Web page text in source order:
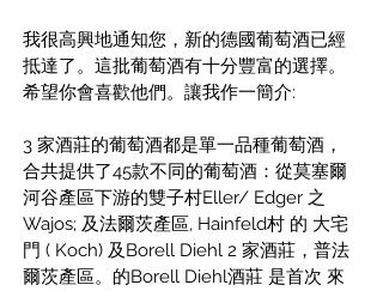
我很高興地通知您，新的德國葡萄酒已經
抵達了。這批葡萄酒有十分豐富的選擇。
希望你會喜歡他們。讓我作一簡介:
3 家酒莊的葡萄酒都是單一品種葡萄酒，
合共提供了45款不同的葡萄酒：從莫塞爾
河谷產區下游的雙子村Eller/ Edger 之
Wajos; 及法爾茨產區, Hainfeld村 的 大宅
門 ( Koch) 及Borell Diehl 2 家酒莊，普法
爾茨產區。的Borell Diehl酒莊 是首次 來